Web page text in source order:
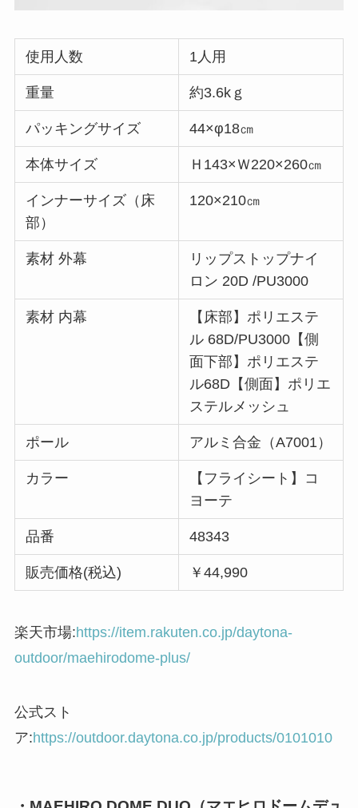
使用人数 1人用
重量 約3.6kｇ
パッキングサイズ 44×φ18㎝
本体サイズ Ｈ143×Ｗ220×260㎝
インナーサイズ（床
部）
120×210㎝
素材 外幕
リップストップナイ
ロン 20D /PU3000
素材 内幕
【床部】ポリエステ
ル 68D/PU3000【側
面下部】ポリエステ
ル68D【側面】ポリエ
ステルメッシュ
ポール アルミ合金（A7001）
カラー
【フライシート】コ
ヨーテ
品番 48343
販売価格(税込) ￥44,990
楽天市場:https://item.rakuten.co.jp/daytona-
outdoor/maehirodome-plus/
公式スト
ア:https://outdoor.daytona.co.jp/products/0101010